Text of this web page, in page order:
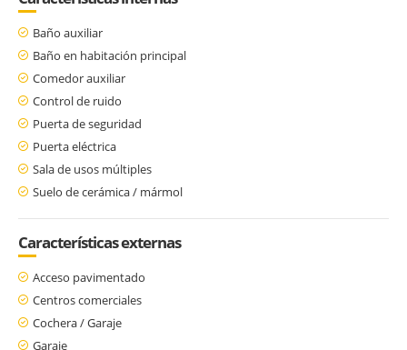
Baño auxiliar
Baño en habitación principal
Comedor auxiliar
Control de ruido
Puerta de seguridad
Puerta eléctrica
Sala de usos múltiples
Suelo de cerámica / mármol
Características externas
Acceso pavimentado
Centros comerciales
Cochera / Garaje
Garaje